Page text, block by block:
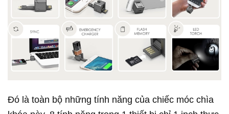
Đó là toàn bộ những tính năng của chiếc móc chìa